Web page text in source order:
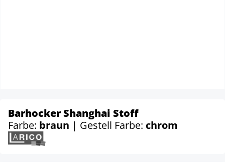
Barhocker Shanghai Stoff
Farbe: braun | Gestell Farbe: chrom